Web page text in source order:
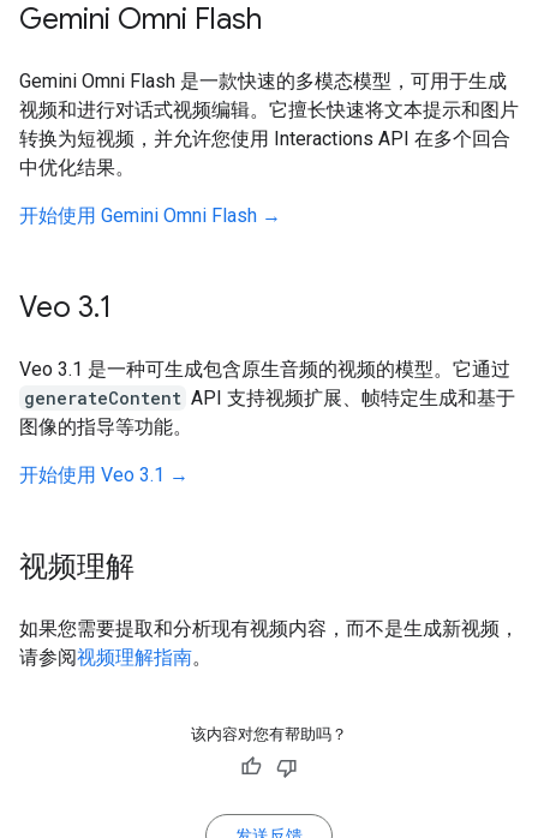
Gemini Omni Flash
Gemini Omni Flash 是一款快速的多模态模型，可用于生成
视频和进行对话式视频编辑。它擅长快速将文本提示和图片
转换为短视频，并允许您使用 Interactions API 在多个回合
中优化结果。
开始使用 Gemini Omni Flash →
Veo 3.1
Veo 3.1 是一种可生成包含原生音频的视频的模型。它通过
generateContent API 支持视频扩展、帧特定生成和基于
图像的指导等功能。
开始使用 Veo 3.1 →
视频理解
如果您需要提取和分析现有视频内容，而不是生成新视频，
请参阅视频理解指南。
该内容对您有帮助吗？